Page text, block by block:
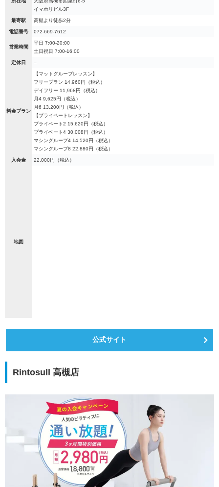
イマホリビル3F
最寄駅 高槻より徒歩2分
電話番号 072-669-7612
営業時間
平日 7:00-20:00
土日祝日 7:00-16:00
定休日 –
料金プラン
【マットグループレッスン】
フリープラン 14,960円（税込）
デイフリー 11,968円（税込）
月4 9,625円（税込）
月6 13,200円（税込）
【プライベートレッスン】
プライベート2 15,620円（税込）
プライベート4 30,008円（税込）
マシングループ4 14,520円（税込）
マシングループ8 22,880円（税込）
入会金 22,000円（税込）
地図
公式サイト
Rintosull 高槻店